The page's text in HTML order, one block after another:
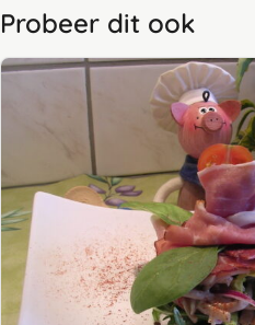
Probeer dit ook